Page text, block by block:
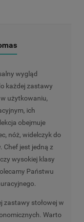
wygląd
każdej zastawy
użytkowaniu,
ich
obejmuje
nóż, widelczyk do
Chef jest jedną z
wysokiej klasy
Państwu
zastawy stołowej w
Warto